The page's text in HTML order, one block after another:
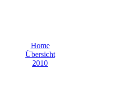
Home
Über­sicht
2010